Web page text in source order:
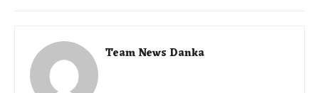
Team News Danka